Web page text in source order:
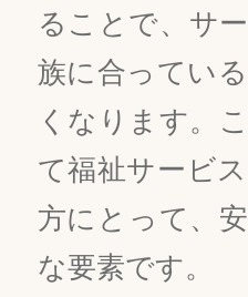
ることで、サ
族に合ってい
くなります。
て福祉サービ
方にとって、
な要素です。